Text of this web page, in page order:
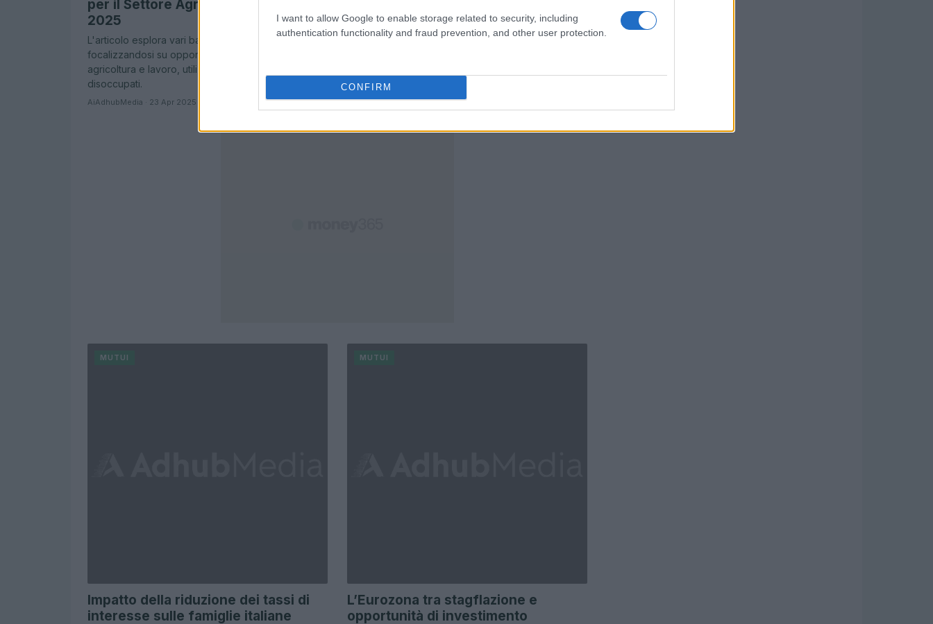
I want to allow Google to enable storage related to security, including
authentication functionality and fraud prevention, and other user protection.
CONFIRM
per il Settore Agricolo e Sociale nel
2025
L'articolo esplora vari bandi aperti per il 2025,
focalizzandosi su opportunità di finanziamento per
agricoltura e lavoro, utili per agricoltori e
disoccupati.
AiAdhubMedia · 23 Apr 2025
L'articolo esplora la recente riduzione dei tassi di
interesse da parte della BCE e le sue implicazioni
AiAdhubMedia · 23 Apr 2025
MUTUI
Impatto della riduzione dei tassi di
interesse sulle famiglie italiane
MUTUI
L’Eurozona tra stagflazione e
opportunità di investimento